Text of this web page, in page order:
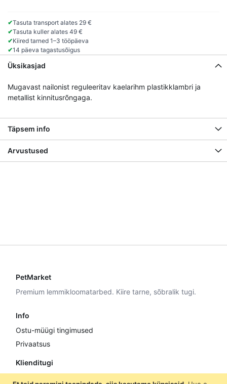
✔Tasuta transport alates 29 €
✔Tasuta kuller alates 49 €
✔Kiired tarned 1–3 tööpäeva
✔14 päeva tagastusõigus
Üksikasjad
Mugavast nailonist reguleeritav kaelarihm plastikklambri ja
metallist kinnitusrõngaga.
Täpsem info
Arvustused
PetMarket
Premium lemmikloomatarbed. Kiire tarne, sõbralik tugi.
Info
Ostu-müügi tingimused
Privaatsus
Klienditugi